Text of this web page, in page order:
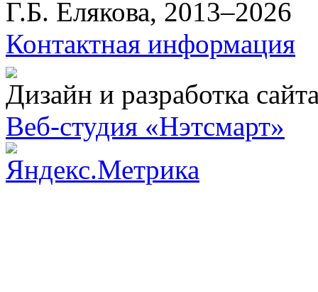
Г.Б. Елякова, 2013–2026
Контактная информация
Дизайн и разработка
Веб-студия «Нэтсмарт»